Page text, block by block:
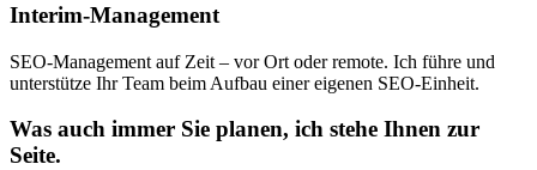
Interim-Management
SEO-Management auf Zeit – vor Ort oder remote. Ich führe und
unterstütze Ihr Team beim Aufbau einer eigenen SEO-Einheit.
Was auch immer Sie planen, ich stehe Ihnen zur
Seite.